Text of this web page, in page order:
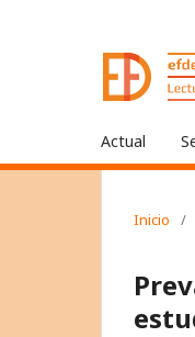
Actual
Inicio /